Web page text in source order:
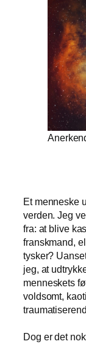
Et menneske
verden. Jeg
fra: at blive
franskmand,
tysker?
jeg, at
menneskets
voldsomt,
Dog er det